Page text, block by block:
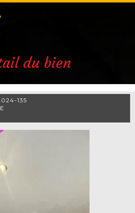
du bien
135